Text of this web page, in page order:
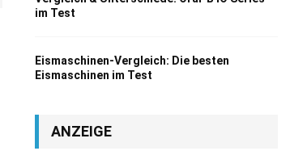
im Test
Eismaschinen-Vergleich: Die besten
Eismaschinen im Test
ANZEIGE